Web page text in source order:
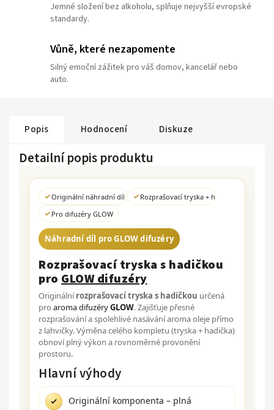
Jemné složení bez alkoholu, splňuje nejvyšší evropské
standardy.
Vůně, které nezapomente
Silný emoční zážitek pro váš domov, kancelář nebo
auto.
Popis Hodnocení Diskuze
Detailní popis produktu
Originální náhradní díl
Rozprašovací tryska + hadička
Pro difuzéry GLOW
Náhradní díl pro GLOW difuzéry
Rozprašovací tryska s hadičkou
pro GLOW difuzéry
Originálnírozprašovací tryska s hadičkou určená
pro aroma difuzéryGLOW. Zajišťuje přesné
rozprašování a spolehlivé nasávání aroma oleje přímo
z lahvičky. Výměna celého kompletu (tryska + hadička)
obnoví plný výkon a rovnoměrné provonění
prostoru.
Hlavní výhody
Originální komponenta – plná